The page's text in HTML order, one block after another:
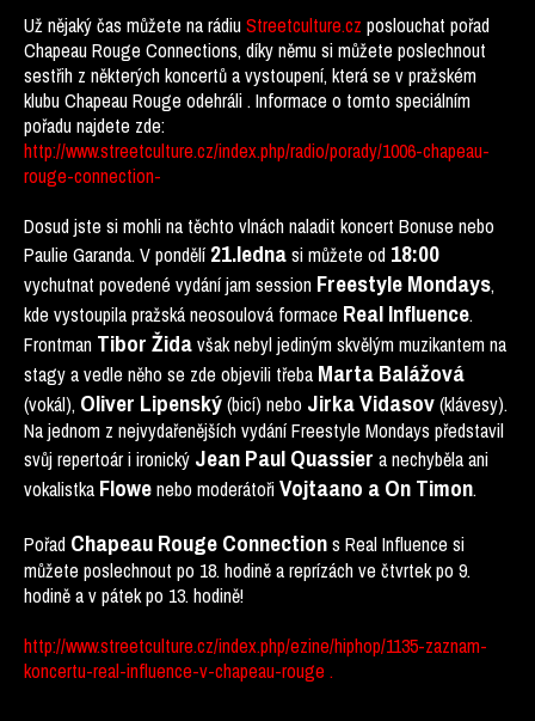
Už nějaký čas můžete na rádiuStreetculture.cz poslouchat pořad
Chapeau Rouge Connections, díky němu si můžete poslechnout
sestřih z některých koncertů a vystoupení, která se v pražském
klubu Chapeau Rouge odehráli . Informace o tomto speciálním
pořadu najdete zde:
http://www.streetculture.cz/index.php/radio/porady/1006-chapeau-
rouge-connection-
Dosud jste si mohli na těchto vlnách naladit koncert Bonuse nebo
Paulie Garanda. V pondělí 21.lednasi můžete od 18:00
vychutnat povedené vydání jam session Freestyle Mondays,
kde vystoupila pražská neosoulová formace Real Influence.
Frontman Tibor Židavšak nebyl jediným skvělým muzikantem na
stagy a vedle něho se zde objevili třeba Marta Balážová
(vokál), Oliver Lipenský(bicí) nebo Jirka Vidasov(klávesy).
Na jednom z nejvydařenějších vydání Freestyle Mondays představil
svůj repertoár i ironický Jean Paul Quassier a nechyběla ani
vokalistka Flowenebo moderátořiVojtaano a On Timon.
Pořad Chapeau Rouge Connections Real Influence si
můžete poslechnout po 18. hodině a reprízách ve čtvrtek po 9.
hodině a v pátek po 13. hodině!
http://www.streetculture.cz/index.php/ezine/hiphop/1135-zaznam-
koncertu-real-influence-v-chapeau-rouge .